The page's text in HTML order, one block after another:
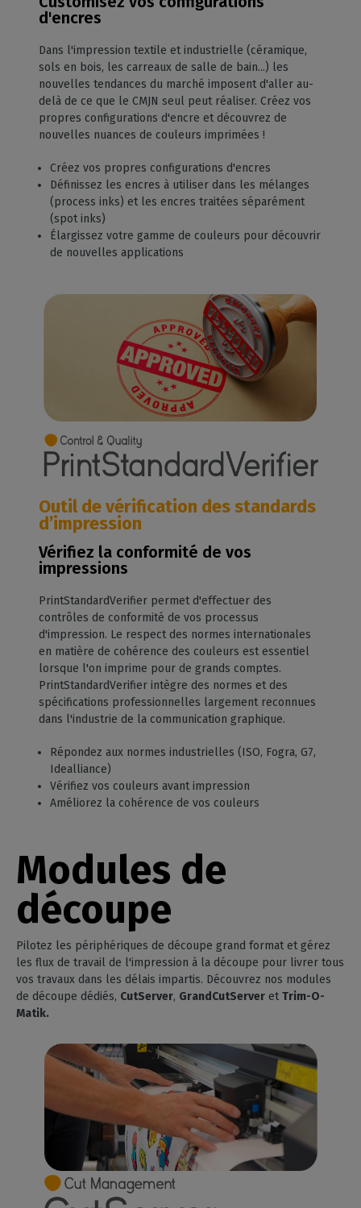
d'encres
Dans l'impression textile et industrielle (céramique,
sols en bois, les carreaux de salle de bain...) les
nouvelles tendances du marché imposent d'aller au-
delà de ce que le CMJN seul peut réaliser. Créez vos
propres configurations d'encre et découvrez de
nouvelles nuances de couleurs imprimées !
Créez vos propres configurations d'encres
Définissez les encres à utiliser dans les mélanges
(process inks) et les encres traitées séparément
(spot inks)
Élargissez votre gamme de couleurs pour découvrir
de nouvelles applications
Outil de vérification des standards
d’impression
Vérifiez la conformité de vos
impressions
PrintStandardVerifier permet d'effectuer des
contrôles de conformité de vos processus
d'impression. Le respect des normes internationales
en matière de cohérence des couleurs est essentiel
lorsque l'on imprime pour de grands comptes.
PrintStandardVerifier intègre des normes et des
spécifications professionnelles largement reconnues
dans l'industrie de la communication graphique.
Répondez aux normes industrielles (ISO, Fogra, G7,
Idealliance)
Vérifiez vos couleurs avant impression
Améliorez la cohérence de vos couleurs
Modules de
découpe
Pilotez les périphériques de découpe grand format et gérez
les flux de travail de l'impression à la découpe pour livrer tous
vos travaux dans les délais impartis. Découvrez nos modules
de découpe dédiés, CutServer, GrandCutServer et Trim-O-
Matik.